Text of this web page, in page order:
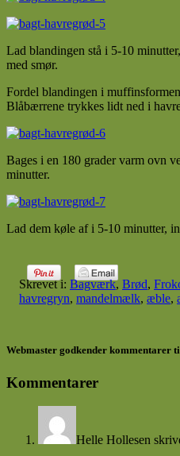
Lad blandingen stå i 5-10
med smør.
Fordel blandingen i
Blåbærrene trykkes lidt ned i
Bages i en 180 grader varm ovn
minutter.
Lad dem køle af i 5-10 minutter,
Skrevet i: Bagværk, Brød,
havregryn, mandelmælk, æble,
Webmaster godkender kommentarer
Kommentarer
Helle Hollesen